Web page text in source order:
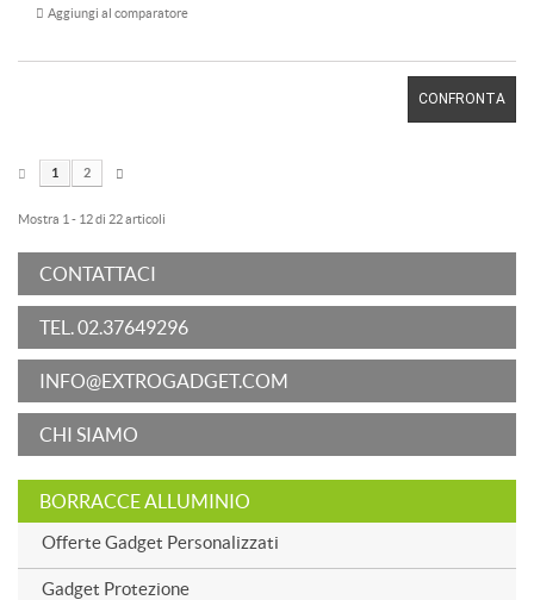
Aggiungi al comparatore
CONFRONTA
1 2
Mostra 1 - 12 di 22 articoli
CONTATTACI
TEL. 02.37649296
INFO@EXTROGADGET.COM
CHI SIAMO
BORRACCE ALLUMINIO
Offerte Gadget Personalizzati
Gadget Protezione